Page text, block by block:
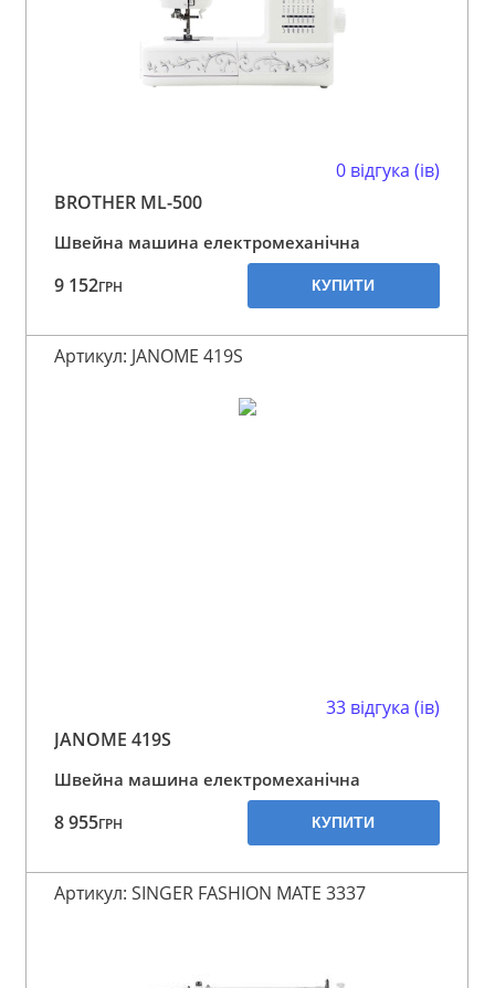
0 відгука (ів)
BROTHER ML-500
Швейна машина електромеханічна
9 152ГРН КУПИТИ
Артикул: JANOME 419S
33 відгука (ів)
JANOME 419S
Швейна машина електромеханічна
8 955ГРН КУПИТИ
Артикул: SINGER FASHION MATE 3337